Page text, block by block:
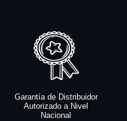
Garantía de Distribuidor
Autorizado a Nivel
Nacional